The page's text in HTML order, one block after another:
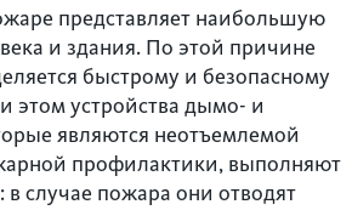
представляет наибольшую
и здания. По этой причине
быстрому и безопасному
устройства дымо- и
являются неотъемлемой
профилактики, выполняют
случае пожара они отводят